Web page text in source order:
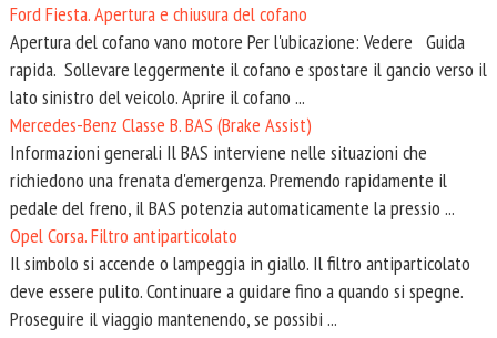
Ford Fiesta. Apertura e chiusura del cofano
Apertura del cofano vano motore Per l'ubicazione: Vedere Guida
rapida. Sollevare leggermente il cofano e spostare il gancio verso il
lato sinistro del veicolo. Aprire il cofano ...
Mercedes-Benz Classe B. BAS (Brake Assist)
Informazioni generali Il BAS interviene nelle situazioni che
richiedono una frenata d'emergenza. Premendo rapidamente il
pedale del freno, il BAS potenzia automaticamente la pressio ...
Opel Corsa. Filtro antiparticolato
Il simbolo si accende o lampeggia in giallo. Il filtro antiparticolato
deve essere pulito. Continuare a guidare fino a quando si spegne.
Proseguire il viaggio mantenendo, se possibi ...